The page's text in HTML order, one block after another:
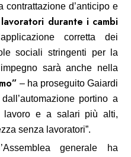
contrattazione d’anticipo e
durante i cambi
corretta dei
sociali stringenti per la
sarà anche nella
– ha proseguito Gaiardi
portino a
lavoro e a salari più alti,
senza lavoratori”.
generale ha